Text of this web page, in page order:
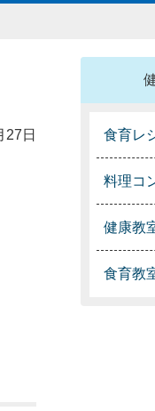
27日 食育レ
料理コ
健康教
食育教